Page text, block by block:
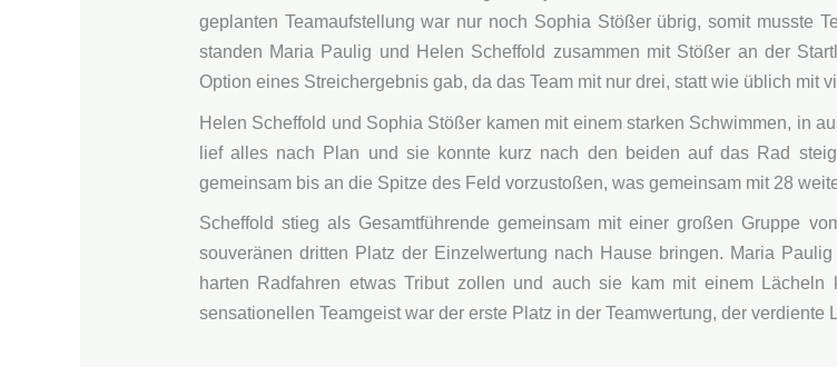
geplanten Teamaufstellung war nur noch Sophia Stößer übrig, somit musste
standen Maria Paulig und Helen Scheffold zusammen mit Stößer an der
Option eines Streichergebnis gab, da das Team mit nur drei, statt wie üblich mit
Helen Scheffold und Sophia Stößer kamen mit einem starken Schwimmen, in
lief alles nach Plan und sie konnte kurz nach den beiden auf das Rad
gemeinsam bis an die Spitze des Feld vorzustoßen, was gemeinsam mit 28
Scheffold stieg als Gesamtführende gemeinsam mit einer großen Gruppe
souveränen dritten Platz der Einzelwertung nach Hause bringen. Maria
harten Radfahren etwas Tribut zollen und auch sie kam mit einem
sensationellen Teamgeist war der erste Platz in der Teamwertung, der verdiente